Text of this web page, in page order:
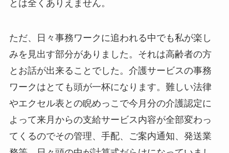
とは全くありえません。
ただ、日々事務ワークに追われる中でも私が楽し
みを見出す部分がありました。それは高齢者の方
とお話が出来ることでした。介護サービスの事務
ワークはとても頭が一杯になります。難しい法律
やエクセル表との睨めっこで今月分の介護認定に
よって来月からの支給サービス内容が全部変わっ
てくるのでその管理、手配、ご案内通知、発送業